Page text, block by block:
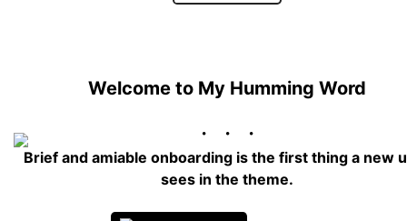
Welcome to My Humming Word
Brief and amiable onboarding is the first thing a new
sees in the theme.